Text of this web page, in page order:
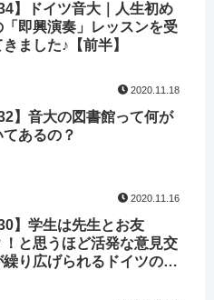
】ドイツ音大｜人生初め
「即興演奏」レッスンを受
ました♪【前半】
2020.11.18
】音大の図書館って何が
あるの？
2020.11.16
】学生は先生とお友
！と思うほど活発な意見交
繰り広げられるドイツの大